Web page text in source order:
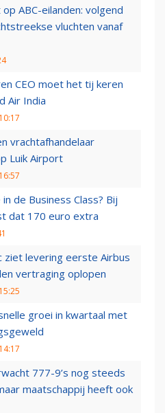
ABC-eilanden: volgend
vluchten vanaf
CEO moet het tij keren
Air India
vrachtafhandelaar
Luik Airport
de Business Class? Bij
dat 170 euro extra
ziet levering eerste Airbus
vertraging oplopen
groei in kwartaal met
777-9’s nog steeds
maatschappij heeft ook